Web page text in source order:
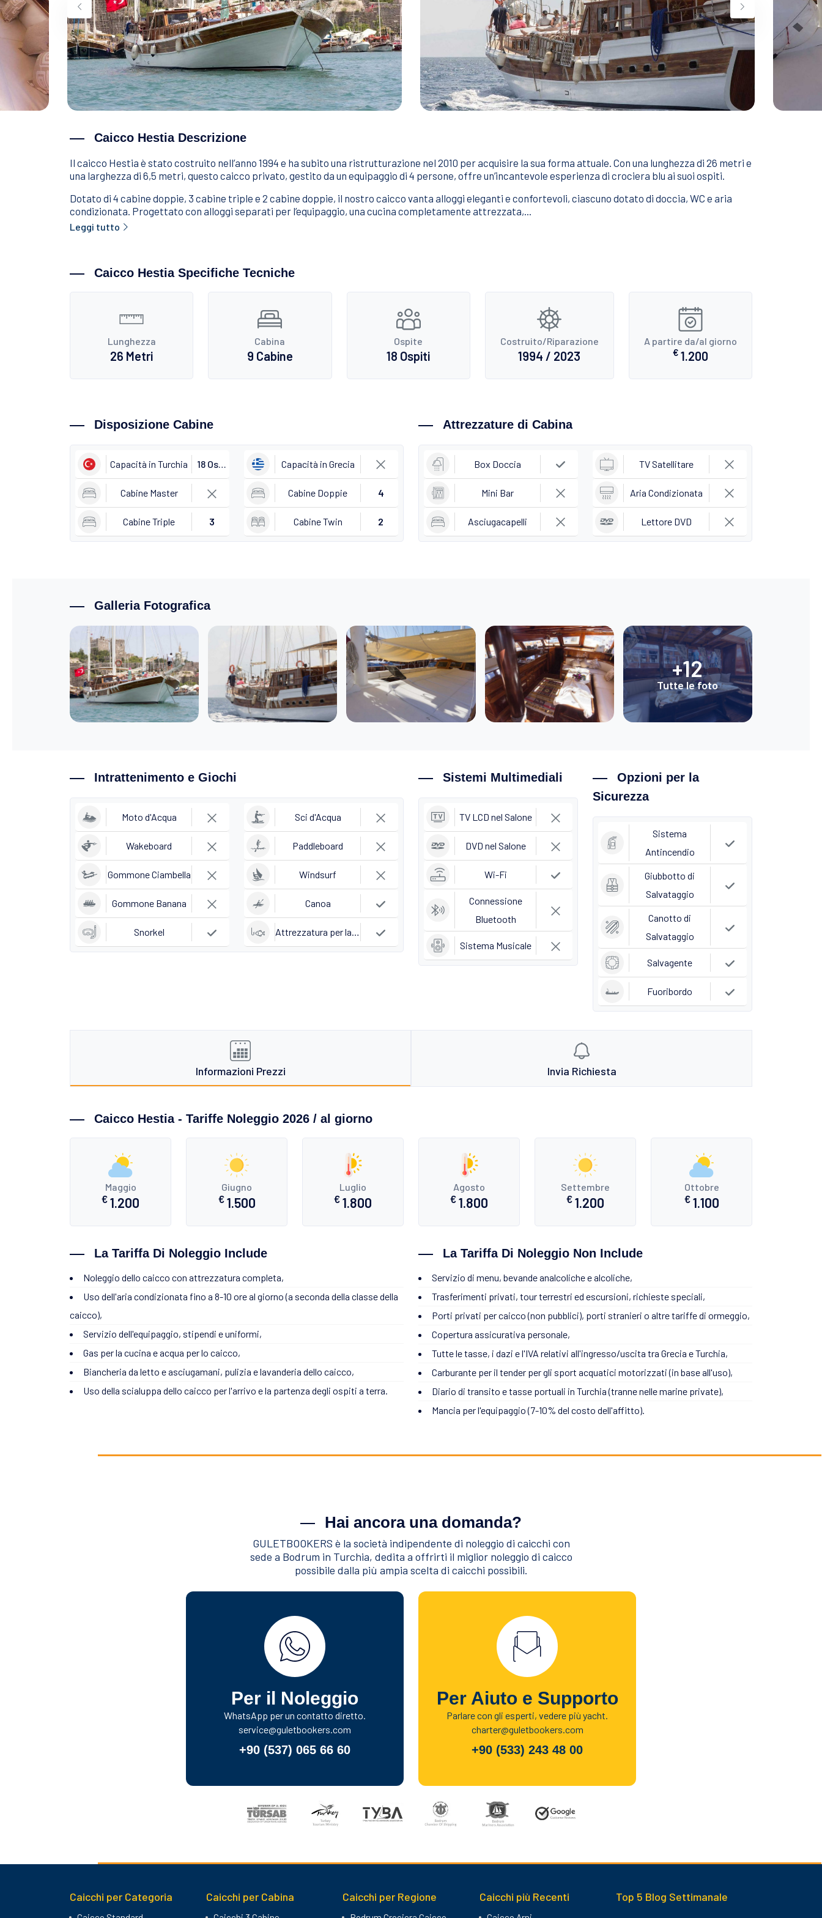
Caicco Hestia Descrizione
Il caicco Hestia è stato costruito nell’anno 1994 e ha subito una ristrutturazione nel 2010 per acquisire la sua forma attuale. Con una lunghezza di 26 metri e
una larghezza di 6,5 metri, questo caicco privato, gestito da un equipaggio di 4 persone, offre un’incantevole esperienza di crociera blu ai suoi ospiti.
Dotato di 4 cabine doppie, 3 cabine triple e 2 cabine doppie, il nostro caicco vanta alloggi eleganti e confortevoli, ciascuno dotato di doccia, WC e aria
condizionata. Progettato con alloggi separati per l’equipaggio, una cucina completamente attrezzata,...
Leggi tutto
Caicco Hestia Specifiche Tecniche
Lunghezza
26 Metri
Cabina
9 Cabine
Ospite
18 Ospiti
Costruito/Riparazione
1994 / 2023
A partire da/al giorno
€1.200
Disposizione Cabine
Capacità in Turchia 18 Ospiti Capacità in Grecia
Cabine Master Cabine Doppie 4
Cabine Triple 3 Cabine Twin 2
Attrezzature di Cabina
Box Doccia TV Satellitare
Mini Bar Aria Condizionata
Asciugacapelli Lettore DVD
Galleria Fotografica
+12
Tutte le foto
Intrattenimento e Giochi
Moto d'Acqua Sci d'Acqua
Wakeboard Paddleboard
Gommone Ciambella Windsurf
Gommone Banana Canoa
Snorkel Attrezzatura per la Pesca
Sistemi Multimediali
TV LCD nel Salone
DVD nel Salone
Wi-Fi
Connessione
Bluetooth
Sistema Musicale
Opzioni per la
Sicurezza
Sistema
Antincendio
Giubbotto di
Salvataggio
Canotto di
Salvataggio
Salvagente
Fuoribordo
Informazioni Prezzi Invia Richiesta
Caicco Hestia - Tariffe Noleggio 2026 / al giorno
Maggio
€ 1.200
Giugno
€1.500
Luglio
€ 1.800
Agosto
€ 1.800
Settembre
€ 1.200
Ottobre
€1.100
La Tariffa Di Noleggio Include
Noleggio dello caicco con attrezzatura completa,
Uso dell'aria condizionata fino a 8-10 ore al giorno (a seconda della classe della
caicco),
Servizio dell'equipaggio, stipendi e uniformi,
Gas per la cucina e acqua per lo caicco,
Biancheria da letto e asciugamani, pulizia e lavanderia dello caicco,
Uso della scialuppa dello caicco per l'arrivo e la partenza degli ospiti a terra.
La Tariffa Di Noleggio Non Include
Servizio di menu, bevande analcoliche e alcoliche,
Trasferimenti privati, tour terrestri ed escursioni, richieste speciali,
Porti privati per caicco (non pubblici), porti stranieri o altre tariffe di ormeggio,
Copertura assicurativa personale,
Tutte le tasse, i dazi e l'IVA relativi all'ingresso/uscita tra Grecia e Turchia,
Carburante per il tender per gli sport acquatici motorizzati (in base all'uso),
Diario di transito e tasse portuali in Turchia (tranne nelle marine private),
Mancia per l'equipaggio (7-10% del costo dell'affitto).
Hai ancora una domanda?
GULETBOOKERS è la società indipendente di noleggio di caicchi con
sede a Bodrum in Turchia, dedita a offrirti il miglior noleggio di caicco
possibile dalla più ampia scelta di caicchi possibili.
Per il Noleggio
WhatsApp per un contatto diretto.
service@guletbookers.com
+90 (537) 065 66 60
Per Aiuto e Supporto
Parlare con gli esperti, vedere più yacht.
charter@guletbookers.com
+90 (533) 243 48 00
Caicchi per Categoria Caicchi per Cabina Caicchi per Regione Caicchi più Recenti Top 5 Blog Settimanale